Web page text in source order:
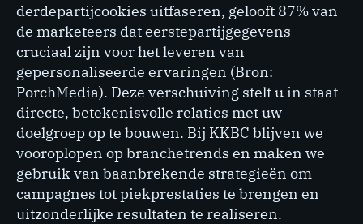
derdepartijcookies uitfaseren, gelooft 87% van
de marketeers dat eerstepartijgegevens
cruciaal zijn voor het leveren van
gepersonaliseerde ervaringen (Bron:
PorchMedia). Deze verschuiving stelt u in staat
directe, betekenisvolle relaties met uw
doelgroep op te bouwen. Bij KKBC blijven we
vooroplopen op branchetrends en maken we
gebruik van baanbrekende strategieën om
campagnes tot piekprestaties te brengen en
uitzonderlijke resultaten te realiseren.